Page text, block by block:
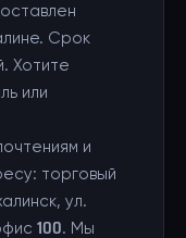
Срок
Хотите
или
и
торговый
ул.
100. Мы